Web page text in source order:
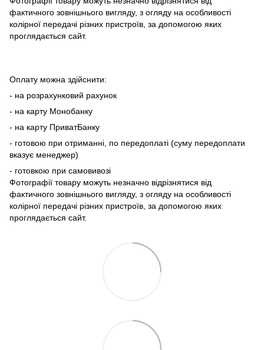
фактичного зовнішнього вигляду, з огляду на особливості
колірної передачі різних пристроїв, за допомогою яких
проглядається сайт.
Оплату можна здійснити:
- на розрахунковий рахунок
- на карту Монобанку
- на карту ПриватБанку
- готовою при отриманні, по передоплаті (суму передоплати
вказує менеджер)
- готовкою при самовивозі
Фотографії товару можуть незначно відрізнятися від
фактичного зовнішнього вигляду, з огляду на особливості
колірної передачі різних пристроїв, за допомогою яких
проглядається сайт.